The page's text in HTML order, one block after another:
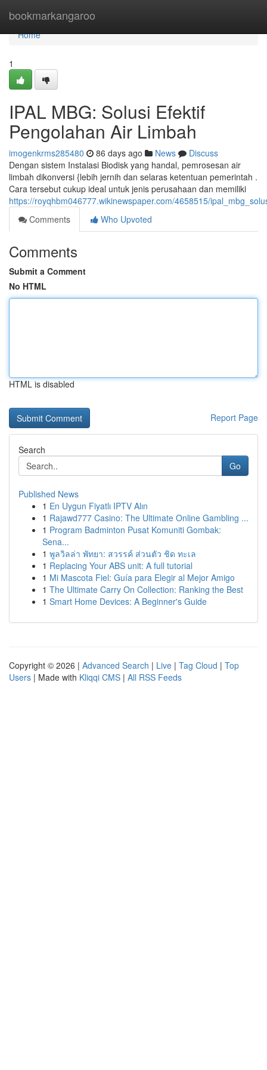
bookmarkangaroo
Home
Home
1
IPAL MBG: Solusi Efektif
Pengolahan Air Limbah
imogenkrms285480 86 days ago News
Discuss
Dengan sistem Instalasi Biodisk yang handal, pemrosesan air
limbah dikonversi {lebih jernih dan selaras ketentuan pemerintah .
Cara tersebut cukup ideal untuk jenis perusahaan dan memiliki
https://royqhbm046777.wikinewspaper.com/4658515/
Comments
Who Upvoted
Comments
Submit a Comment
No HTML
HTML is disabled
Report Page
Search
Go
Published News
1 En Uygun Fiyatlı IPTV Alın
1 Rajawd777 Casino: The Ultimate Online Gambling ...
1 Program Badminton Pusat Komuniti Gombak:
Sena...
1 พูลวิลล่า พัทยา: สวรรค์ ส่วนตัว ชิด ทะเล
1 Replacing Your ABS unit: A full tutorial
1 Mi Mascota Fiel: Guía para Elegir al Mejor Amigo
1 The Ultimate Carry On Collection: Ranking the Best
1 Smart Home Devices: A Beginner's Guide
Copyright © 2026 | Advanced Search | Live | Tag Cloud | Top
Users | Made with Kliqqi CMS | All RSS Feeds